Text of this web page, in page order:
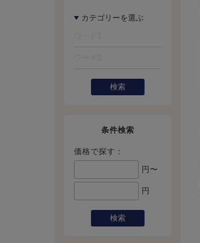
検索
条件検索
価格で探す：
円〜
円
検索